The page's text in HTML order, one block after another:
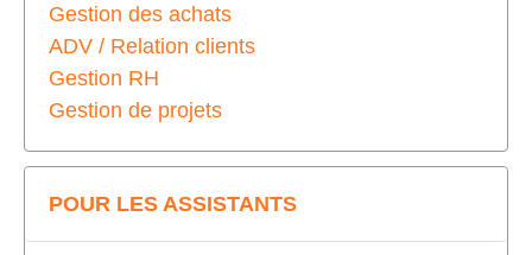
Gestion des achats
ADV / Relation clients
Gestion RH
Gestion de projets
POUR LES ASSISTANTS